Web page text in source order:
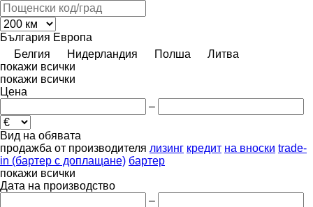
България Европа
Белгия
Нидерландия Полша
Литва
покажи всички
покажи всички
Цена
–
Вид на обявата
продажба от производителя лизинг кредит на вноски trade-
in (бартер с доплащане) бартер
покажи всички
Дата на производство
–